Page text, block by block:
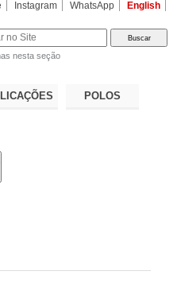
Instagram WhatsApp English
nesta seção
POLOS